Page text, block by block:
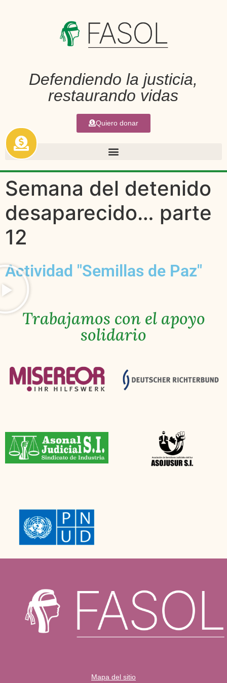
Defendiendo la justicia,
restaurando vidas
Quiero donar
Semana del detenido
desaparecido… parte
12
Actividad "Semillas de Paz"
Trabajamos con el apoyo
solidario
Mapa del sitio